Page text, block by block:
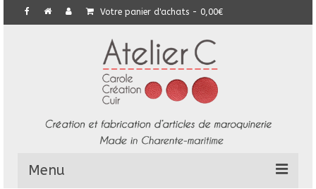
Votre panier d'achats - 0,00€
Menu